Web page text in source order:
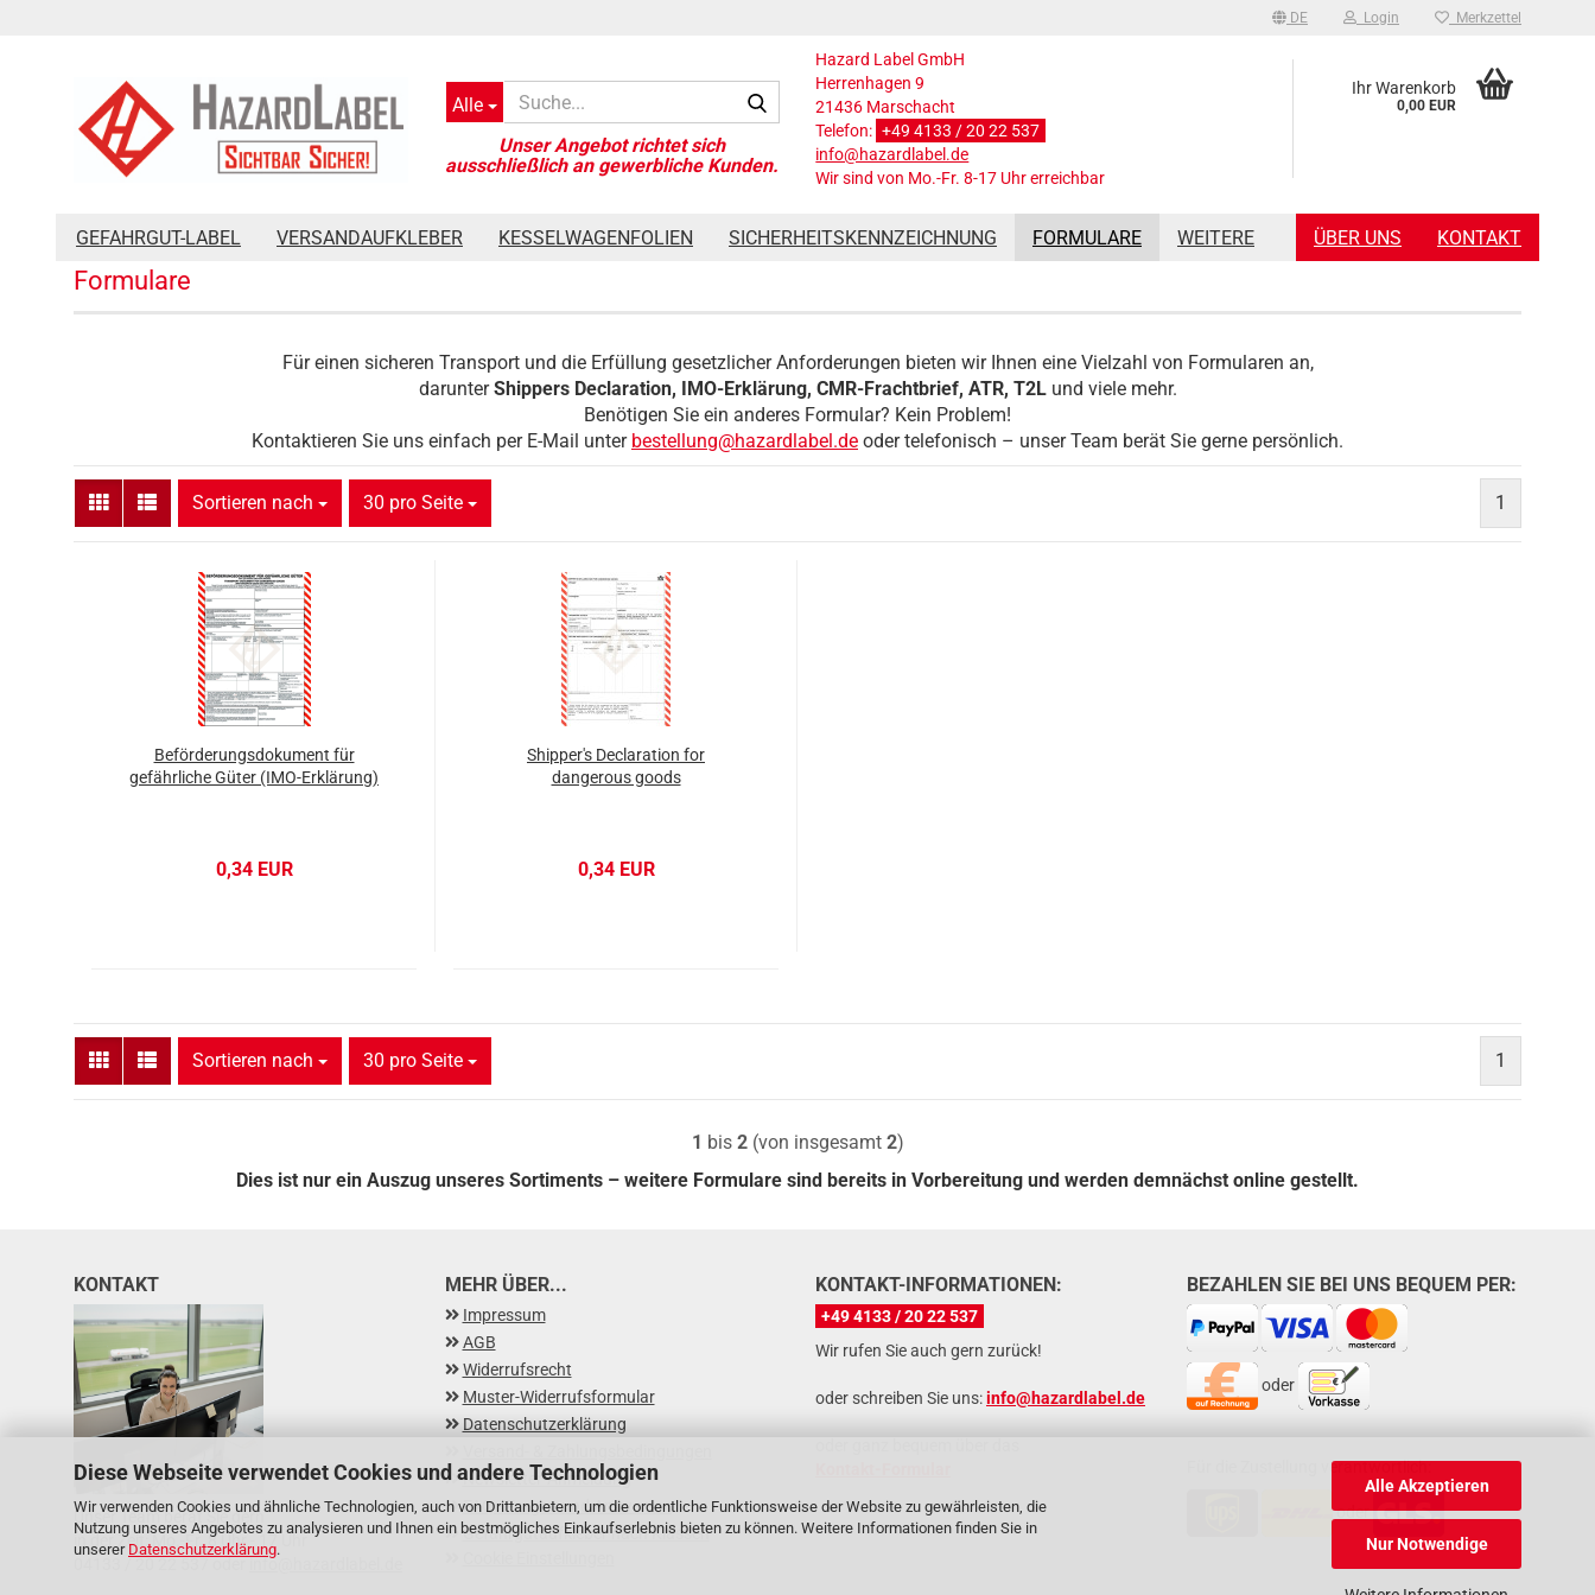
Diese Webseite verwendet Cookies und andere Technologien
Wir verwenden Cookies und ähnliche Technologien, auch von Drittanbietern, um die ordentliche Funktionsweise der Website zu gewährleisten, die
Nutzung unseres Angebotes zu analysieren und Ihnen ein bestmögliches Einkaufserlebnis bieten zu können. Weitere Informationen finden Sie in
unserer Datenschutzerklärung.
Alle Akzeptieren
Nur Notwendige
DE Login Merkzettel
Alle
Suche...
Hazard Label GmbH
Herrenhagen 9
21436 Marschacht
Telefon: +49 4133 / 20 22 537
info@hazardlabel.de
Wir sind von Mo.-Fr. 8-17 Uhr erreichbar
Ihr Warenkorb
0,00 EUR
GEFAHRGUT-LABEL VERSANDAUFKLEBER KESSELWAGENFOLIEN SICHERHEITSKENNZEICHNUNG FORMULARE ÜBER UNS KONTAKT
WEITERE
Formulare
Für einen sicheren Transport und die Erfüllung gesetzlicher Anforderungen bieten wir Ihnen eine Vielzahl von Formularen an,
darunterShippers Declaration, IMO-Erklärung, CMR-Frachtbrief, ATR, T2Lund viele mehr.
Benötigen Sie ein anderes Formular? Kein Problem!
Kontaktieren Sie uns einfach per E-Mail unter bestellung@hazardlabel.de oder telefonisch – unser Team berät Sie gerne persönlich.
Sortieren nach
Sortieren nach 30 pro Seite
pro Seite 1
Beförderungsdokument für
gefährliche Güter (IMO-Erklärung)
0,34 EUR
Shipper's Declaration for
dangerous goods
0,34 EUR
Sortieren nach
Sortieren nach 30 pro Seite
pro Seite 1
1 bis 2(von insgesamt 2)
Dies ist nur ein Auszug unseres Sortiments – weitere Formulare sind bereits in Vorbereitung und werden demnächst online gestellt.
MEHR ÜBER...
Impressum
AGB
Widerrufsrecht
Muster-Widerrufsformular
Datenschutzerklärung
Newsletter-Anmeldung
FAQ - Fragen und Antworten
Gefahrgutaufkleber nach Klassen
KONTAKT-INFORMATIONEN:
+49 4133 / 20 22 537
Wir rufen Sie auch gern zurück!
oder schreiben Sie uns:info@hazardlabel.de
BEZAHLEN SIE BEI UNS BEQUEM PER:
oder
Für die Zustellung verantwortlich:
oder
KONTAKT
Unser Team berät Sie gern
in der Zeit: Mo.-Fr. 8 Uhr - 17 Uhr
info@hazardlabel.de